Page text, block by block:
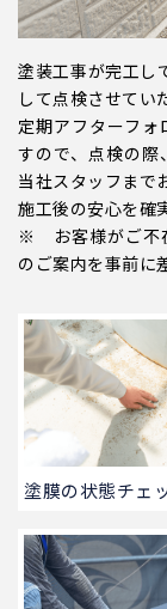
塗装工事が完工し
して点検させてい
定期アフターフ
すので、点検の際
当社スタッフまで
施工後の安心を確
※ お客様がご不
のご案内を事前に
塗膜の状態チェ